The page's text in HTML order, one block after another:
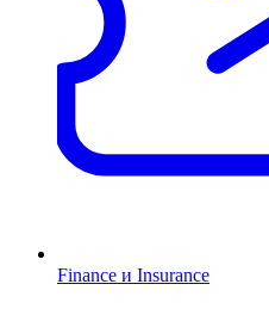
Finance и Insurance